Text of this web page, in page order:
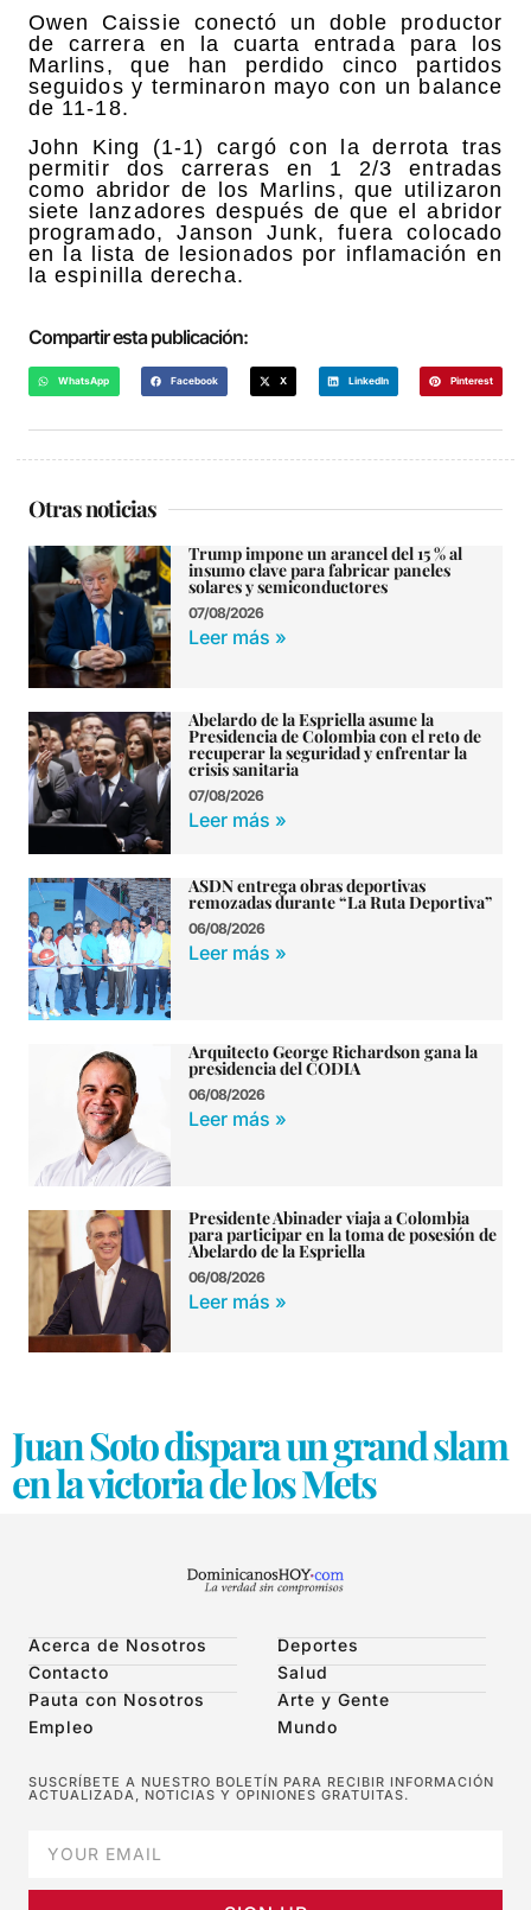
Owen Caissie conectó un doble productor
de carrera en la cuarta entrada para los
Marlins, que han perdido cinco partidos
seguidos y terminaron mayo con un balance
de 11-18.
John King (1-1) cargó con la derrota tras
permitir dos carreras en 1 2/3 entradas
como abridor de los Marlins, que utilizaron
siete lanzadores después de que el abridor
programado, Janson Junk, fuera colocado
en la lista de lesionados por inflamación en
la espinilla derecha.
Compartir esta publicación:
WhatsApp Facebook X LinkedIn Pinterest
Otras noticias
Trump impone un arancel del 15 % al
insumo clave para fabricar paneles
solares y semiconductores
07/08/2026
Leer más »
Abelardo de la Espriella asume la
Presidencia de Colombia con el reto de
recuperar la seguridad y enfrentar la
crisis sanitaria
07/08/2026
Leer más »
ASDN entrega obras deportivas
remozadas durante “La Ruta Deportiva”
06/08/2026
Leer más »
Arquitecto George Richardson gana la
presidencia del CODIA
06/08/2026
Leer más »
Presidente Abinader viaja a Colombia
para participar en la toma de posesión de
Abelardo de la Espriella
06/08/2026
Leer más »
Juan Soto dispara un grand slam
en la victoria de los Mets
Acerca de Nosotros
Contacto
Pauta con Nosotros
Empleo
Deportes
Salud
Arte y Gente
Mundo
SUSCRÍBETE A NUESTRO BOLETÍN PARA RECIBIR INFORMACIÓN
ACTUALIZADA, NOTICIAS Y OPINIONES GRATUITAS.